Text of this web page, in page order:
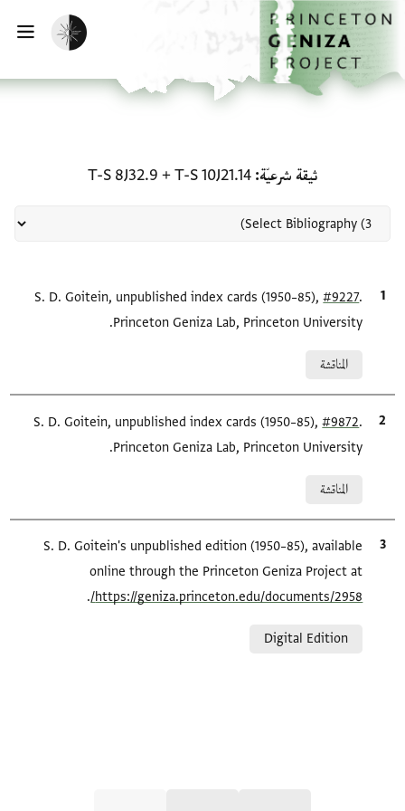
إلى المحتوى الرئيسي
الرئيسية
تفعيل الوضع المظلم
ثيقة شرعيّة T-S 10J21.14
+
T-S 8J32.9
الاقتباس المرجعيS. D. Goitein, unpublished index cards (1950–85),#9227
Princeton Geniza Lab, Princeton University.
المناقشة
الاقتباس المرجعيS. D. Goitein, unpublished index cards (1950–85),#9872
Princeton Geniza Lab, Princeton University.
المناقشة
الاقتباس المرجعي
S. D. Goitein's unpublished edition (1950–85), available
online through the Princeton Geniza Project at
https://geniza.princeton.edu/documents/2958/
.
Digital Edition